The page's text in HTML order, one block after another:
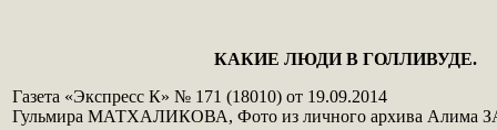
КАКИЕ ЛЮДИ В ГОЛЛИВУДЕ.
Газета «Экспресс К» № 171 (18010) от 19.09.2014
Гульмира МАТХАЛИКОВА, Фото из личного архива Алима